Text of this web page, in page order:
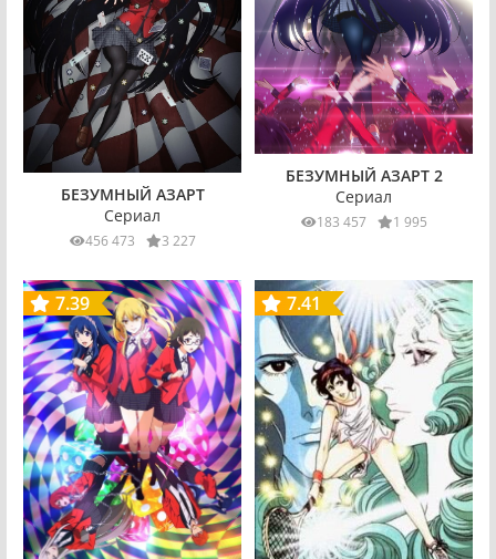
БЕЗУМНЫЙ АЗАРТ
Сериал
456 473 3 227
БЕЗУМНЫЙ АЗАРТ 2
Сериал
183 457 1 995
7.39 7.41